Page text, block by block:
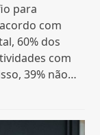
para
com
60% dos
com
39% não…